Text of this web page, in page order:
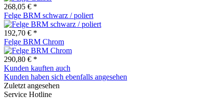
268,05 € *
Felge BRM schwarz / poliert
192,70 € *
Felge BRM Chrom
290,80 € *
Kunden kauften auch
Kunden haben sich ebenfalls angesehen
Zuletzt angesehen
Service Hotline